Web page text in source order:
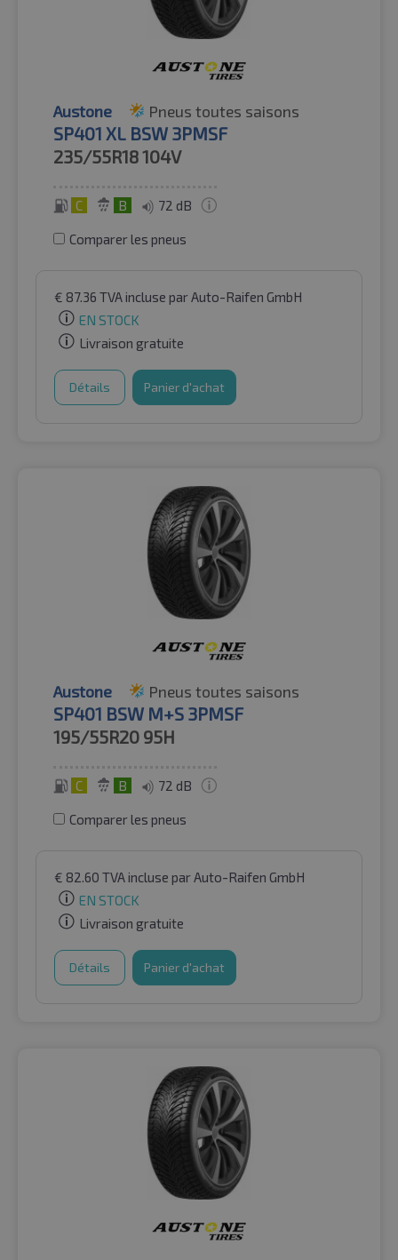
Austone Pneus toutes saisons
SP401 XL BSW 3PMSF
235/55R18104V
C B 72 dB
Comparer les pneus
€ 87.36 TVA incluse par Auto-Raifen GmbH
EN STOCK
Livraison gratuite
Détails Panier d'achat
Austone Pneus toutes saisons
SP401 BSW M+S 3PMSF
195/55R20 95H
C B 72 dB
Comparer les pneus
€ 82.60 TVA incluse par Auto-Raifen GmbH
EN STOCK
Livraison gratuite
Détails Panier d'achat